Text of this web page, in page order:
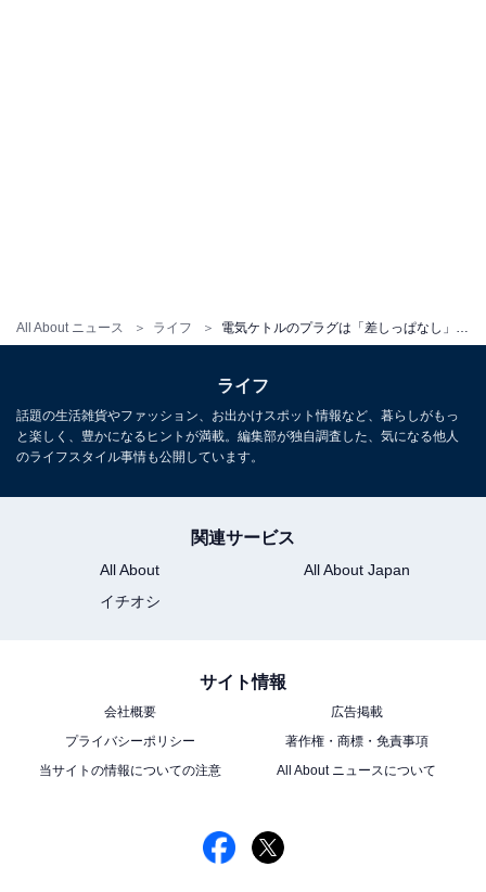
All About ニュース ライフ
ライフ
話題の生活雑貨やファッション、お出かけスポット情報など、暮らしがもっ
と楽しく、豊かになるヒントが満載。編集部が独自調査した、気になる他人
のライフスタイル事情も公開しています。
関連サービス
All About
All About Japan
イチオシ
サイト情報
会社概要
広告掲載
プライバシーポリシー
著作権・商標・免責事項
当サイトの情報についての注意
All About ニュースについて